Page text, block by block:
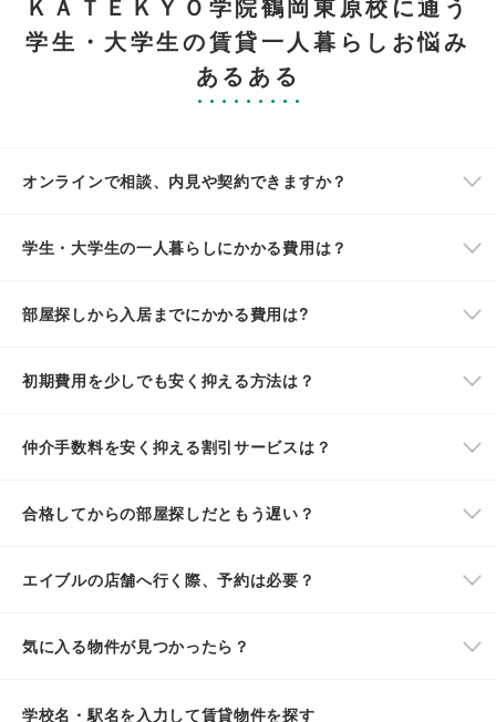
学生・大学生の賃貸一人暮らしお悩み
あるある
オンラインで相談、内見や契約できますか？
学生・大学生の一人暮らしにかかる費用は？
部屋探しから入居までにかかる費用は?
初期費用を少しでも安く抑える方法は？
仲介手数料を安く抑える割引サービスは？
合格してからの部屋探しだともう遅い？
エイブルの店舗へ行く際、予約は必要？
気に入る物件が見つかったら？
学校名・駅名を入力して賃貸物件を探す